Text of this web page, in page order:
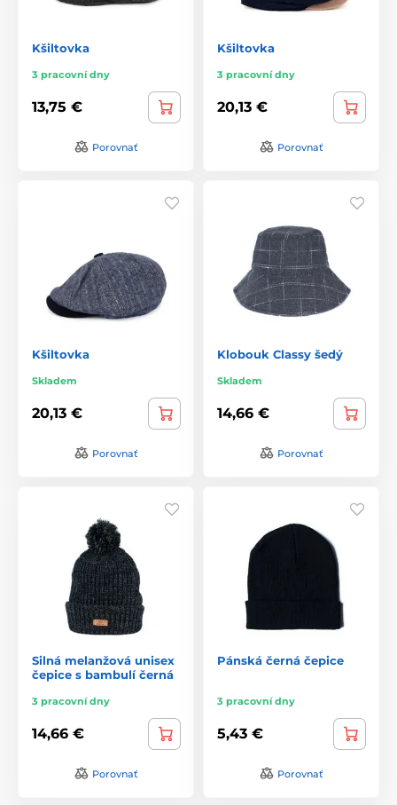
Kšiltovka
3 pracovní dny
13,75 €
Porovnať
Kšiltovka
3 pracovní dny
20,13 €
Porovnať
Kšiltovka
Skladem
20,13 €
Porovnať
Klobouk Classy šedý
Skladem
14,66 €
Porovnať
Silná melanžová unisex
čepice s bambulí černá
3 pracovní dny
14,66 €
Porovnať
Pánská černá čepice
3 pracovní dny
5,43 €
Porovnať